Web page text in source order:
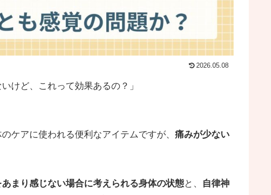
2026.05.08
けど、これって効果あるの？」
ケアに使われる便利なアイテムですが、 痛みが少ない
まり感じない場合に考えられる身体の状態と、 自律神